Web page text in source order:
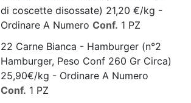
di coscette disossate) 21,20 €/kg -
Ordinare A Numero Conf. 1 PZ
22 Carne Bianca - Hamburger (n°2
Hamburger, Peso Conf 260 Gr Circa)
25,90€/kg - Ordinare A Numero
Conf. 1 PZ